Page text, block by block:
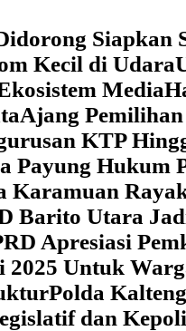
Siapkan
Kecil di Udara
Media
Ajang
KTP
Payung Hukum
Karamuan
Barito Utara
Apresiasi
Untuk
Polda
dan